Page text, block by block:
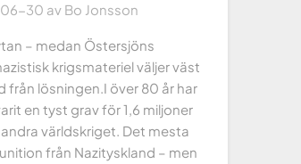
30 av Bo Jonsson
– medan Östersjöns
krigsmateriel väljer väst
från lösningen.I över 80 år har
en tyst grav för 1,6 miljoner
världskriget. Det mesta
från Nazityskland – men